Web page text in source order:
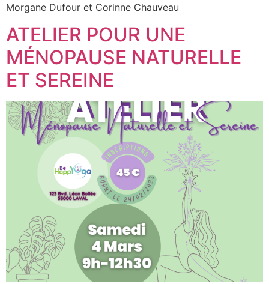
Morgane Dufour et Corinne Chauveau
ATELIER POUR UNE
MÉNOPAUSE NATURELLE
ET SEREINE